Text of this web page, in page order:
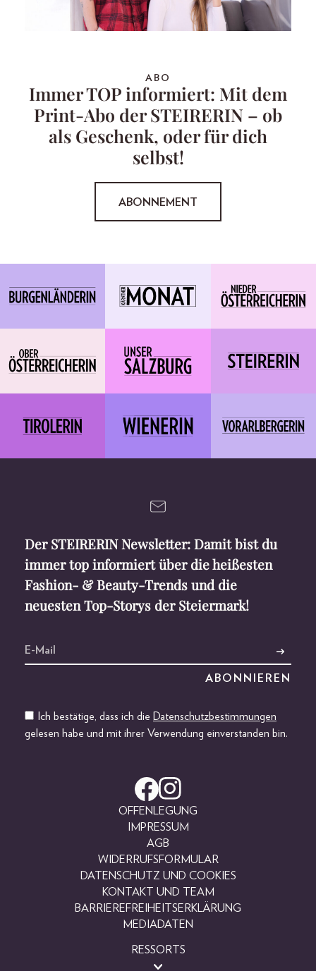
ABO
Immer TOP informiert: Mit dem
Print-Abo der STEIRERIN – ob
als Geschenk, oder für dich
selbst!
ABONNEMENT
Der STEIRERIN Newsletter: Damit bist du
immer top informiert über die heißesten
Fashion- & Beauty-Trends und die
neuesten Top-Storys der Steiermark!
Ich bestätige, dass ich die Datenschutzbestimmungen
gelesen habe und mit ihrer Verwendung einverstanden bin.
OFFENLEGUNG
IMPRESSUM
AGB
WIDERRUFSFORMULAR
DATENSCHUTZ UND COOKIES
KONTAKT UND TEAM
BARRIEREFREIHEITSERKLÄRUNG
MEDIADATEN
RESSORTS